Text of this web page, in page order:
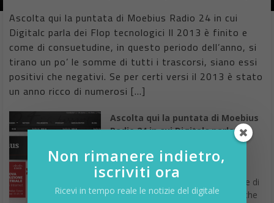
Ascolta qui la puntata di Moebius Radio 24 in cui
Digitalc parla dei Flop tecnologici Il 2013 è finito e
come di consuetudine, in questo periodo dell’anno, si
tirano un po’ le somme di tutti i trascorsi, siano essi
positivi che negativi. Se per certi versi il 2013 è stato
un anno ricco di numerosi […]
Ascolta qui la puntata di Moebius
Radio 24 in cui Digitalc parla dei
Il 2013 è finito e come di
consuetudine, in questo periodo
dell’anno, si tirano un po’ le somme di
tutti i trascorsi, siano essi positivi che
Non rimanere indietro,
iscriviti ora
Ricevi in tempo reale le notizie del digitale